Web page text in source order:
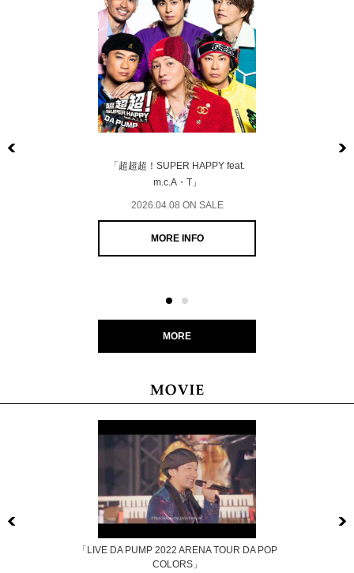
「超超超！SUPER HAPPY feat.
m.c.A・T」
2026.04.08 ON SALE
MORE INFO
MORE
「LIVE DA PUMP 2022 ARENA TOUR DA POP
COLORS」